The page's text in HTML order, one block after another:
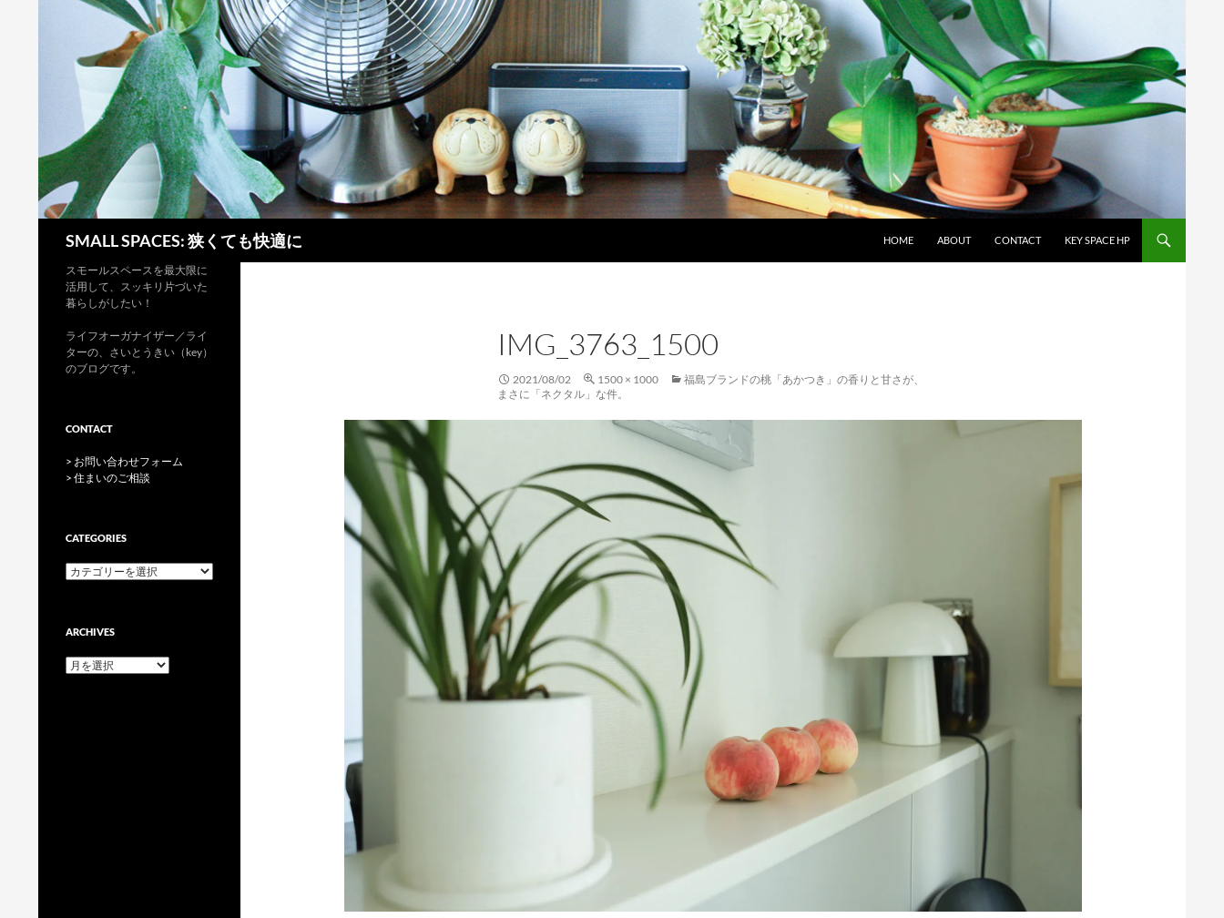
SMALL SPACES: 狭くても快適に
HOME
ABOUT CONTACT KEY SPACE HP
IMG_3763_1500
2021/08/02 1500 × 1000
福島ブランドの桃「あかつき」の香りと甘さが、
まさに「ネクタル」な件。
スモールスペースを最大限に
活用して、スッキリ片づいた
暮らしがしたい！
ライフオーガナイザー／ライ
ターの、さいとうきい（key）
のブログです。
CONTACT
> お問い合わせフォーム
> 住まいのご相談
CATEGORIES
categories
ARCHIVES
archives